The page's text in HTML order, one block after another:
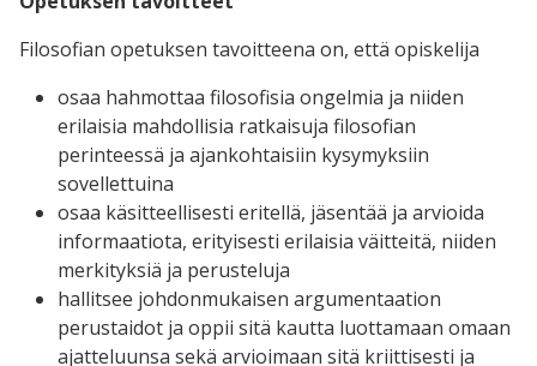
Filosofian opetuksen tavoitteena on, että opiskelija
osaa hahmottaa filosofisia ongelmia ja niiden
erilaisia mahdollisia ratkaisuja filosofian
perinteessä ja ajankohtaisiin kysymyksiin
sovellettuina
osaa käsitteellisesti eritellä, jäsentää ja arvioida
informaatiota, erityisesti erilaisia väitteitä, niiden
merkityksiä ja perusteluja
hallitsee johdonmukaisen argumentaation
perustaidot ja oppii sitä kautta luottamaan omaan
ajatteluunsa sekä arvioimaan sitä kriittisesti ja